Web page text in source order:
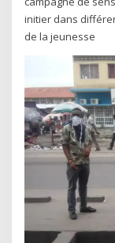
initier dans
de la jeunesse